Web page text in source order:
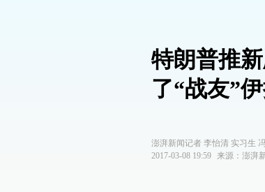
特朗普推
了“战友”
澎湃新闻记者 李怡清 实习生
2017-03-08 19:59
来源： 澎湃